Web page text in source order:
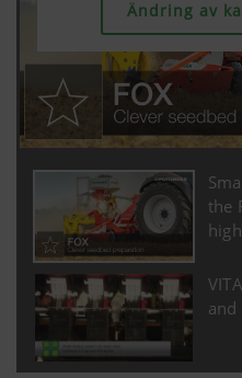
Mer information
Ändring av
Ändring av
Ändring av
the